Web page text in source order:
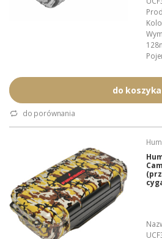
do koszyka
do porównania